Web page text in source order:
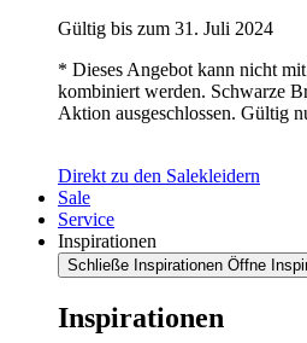
Gültig bis zum 31. Juli 2024
* Dieses Angebot kann nicht
kombiniert werden. Schwarze
Aktion ausgeschlossen. Gültig
Direkt zu den Salekleidern
Sale
Service
Inspirationen
Schließe Inspirationen Öffne
Inspirationen